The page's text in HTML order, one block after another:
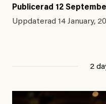
Publicerad 12
Uppdaterad 14 January,
2